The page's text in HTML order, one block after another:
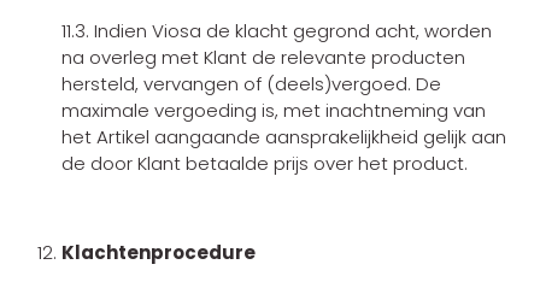
11.3. Indien Viosa de klacht gegrond acht, worden
na overleg met Klant de relevante producten
hersteld, vervangen of (deels)vergoed. De
maximale vergoeding is, met inachtneming van
het Artikel aangaande aansprakelijkheid gelijk aan
de door Klant betaalde prijs over het product.
Klachtenprocedure